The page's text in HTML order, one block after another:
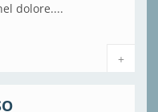
nel dolore....
+